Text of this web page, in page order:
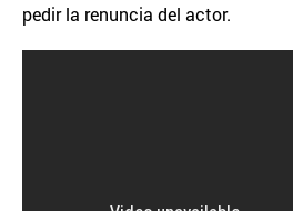
pedir la renuncia del actor.